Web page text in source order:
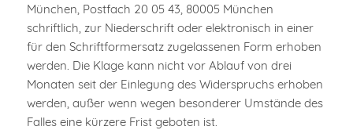
München, Postfach 20 05 43, 80005 München
schriftlich, zur Niederschrift oder elektronisch in einer
für den Schriftformersatz zugelassenen Form erhoben
werden. Die Klage kann nicht vor Ablauf von drei
Monaten seit der Einlegung des Widerspruchs erhoben
werden, außer wenn wegen besonderer Umstände des
Falles eine kürzere Frist geboten ist.